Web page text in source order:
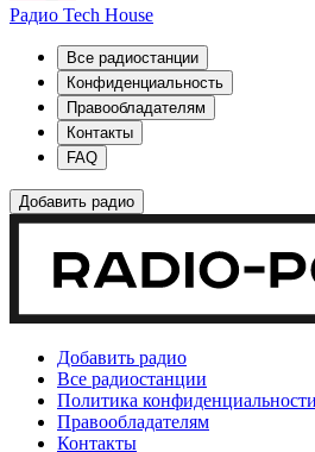
Радио Tech House
Все радиостанции
Конфиденциальность
Правообладателям
Контакты
FAQ
Добавить радио
Добавить радио
Все радиостанции
Политика конфиденциальности
Правообладателям
Контакты